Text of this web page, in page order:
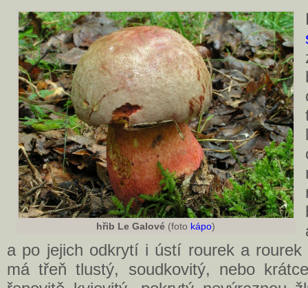
hřib Le Galové (foto kápo)
a po jejich odkrytí i ústí rourek a
má třeň tlustý, soudkovitý, nebo